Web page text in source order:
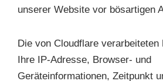
unserer Website vor bösartigen
Die von Cloudflare verarbeiteten
Ihre IP-Adresse, Browser- und
Geräteinformationen, Zeitpunkt